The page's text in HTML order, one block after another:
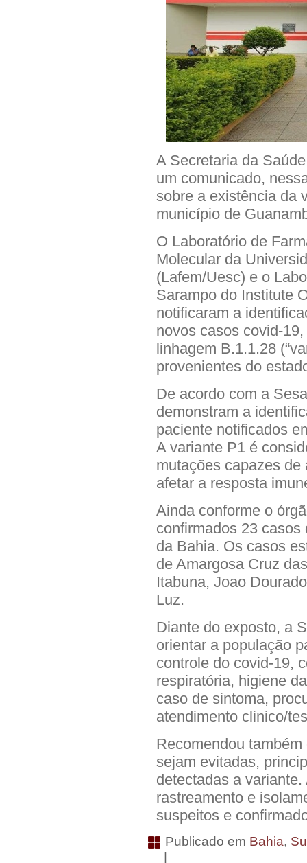
A Secretaria da
um comunicado,
sobre a existência da
município de
O Laboratório de
Molecular da
(Lafem/Uesc) e o
Sarampo do Institute
notificaram a
novos casos covid-
linhagem B.1.1.28
provenientes do
De acordo com a
demonstram a
paciente notificados
A variante P1 é
mutações capazes
afetar a resposta
Ainda conforme o
confirmados 23 casos
da Bahia. Os casos
de Amargosa Cruz
Itabuna, Joao
Luz.
Diante do exposto, a
orientar a população
controle do covid-19,
respiratória, higiene
caso de sintoma,
atendimento clinico/
Recomendou
sejam evitadas,
detectadas a
rastreamento e
suspeitos e
Publicado em Bahia,